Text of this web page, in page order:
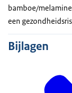
bamboe/
een
Bijlagen